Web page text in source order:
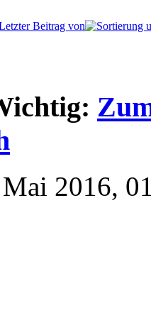
Beitrag von
2016,